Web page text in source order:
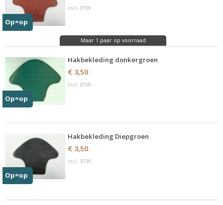
Op=op
incl. BTW
Maar 1 paar op voorraad
Op=op
Hakbekleding donkergroen
€ 3,50
incl. BTW
Op=op
Hakbekleding Diepgroen
€ 3,50
incl. BTW